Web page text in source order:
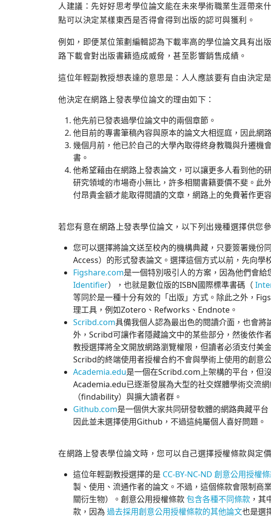
人建議：先好好思考學位論文能在未來學術職業生涯帶來
點可以決定某樣東西是否得會得到出版的認可與獲利。
例如，即便某位策劃編輯認為下載率高的學位論文具有出
路下載會對出版書籍造成威脅，甚至影響銷售成績。
這位年輕副教授想表達的意思是：人人應該要有自由決定
他決定在網路上發表學位論文的理由如下：
他先前已發表過學位論文中的兩個章節。
他目前的專書筆稿內容與原本的論文大相逕庭，因此網
幾個月前，他已於自己的大學內取得終身教職與升遷機
書。
他希望藉由在網路上發表論文，可以讓更多人看到他的
研究領域的市場奇小無比，許多相關書籍要價不斐。此
付昂貴金額才能取得閱讀的文章，網路上的免費著作更
若您有意在網路上發表學位論文，以下列出幾種選擇供您參
您可以選擇將論文送至校內的機構典藏，只要簽署幾份
Access）的形式發表論文。選擇這個方式以前，先向學
Figshare.com是一個特別吸引人的方案，因為他們會給
Identifier），也就是數位版的ISBN國際標準書碼（
等同於是一種十分有效的「出版」方式。除此之外，
理工具，例如Zotero、Refworks、Endnote。
Scribd.com具備我個人認為最出色的閱讀介面，也會
外，Scribd可讓作者隱藏論文中的某些部分，然後依作
教授選擇將全文開放網路瀏覽權限，但讀者必須支付美
Scribd的終端使用者授權合約不會與學術上使用的創意
Academia.edu是一個在Scribd.com上架構的平台，但
Academia.edu已逐漸發展為大型的社交媒體學術交流
（findability）與擴大讀者群。
Github.com是一個供大家共同研發軟體的網路典藏平
因此並未選擇使用Github，不過這純屬個人喜好問題。
在網路上發表學位論文時，您可以自己選擇授權條款與定
這位年輕副教授選擇的是 CC-BY-NC-ND 創意公用授權
製、使用、流通作者的論文。不過，這個條款會限制商
關衍生物）。創意公用授權條款包含各種不同條款 ，其
款，因為 過去採用創意公用授權條款的其他論文也是選